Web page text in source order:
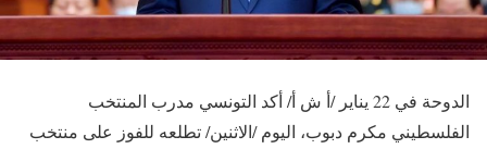
الدوحة في 22 يناير /أ ش أ/ أكد التونسي مدرب المنتخب
الفلسطيني مكرم دبوب، اليوم /الاثنين/ تطلعه للفوز على منتخب